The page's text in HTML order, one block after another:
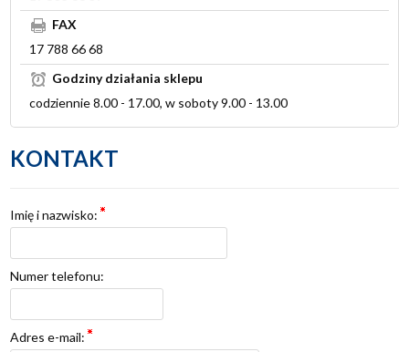
FAX
17 788 66 68
Godziny działania sklepu
codziennie 8.00 - 17.00, w soboty 9.00 - 13.00
KONTAKT
Imię i nazwisko:
Numer telefonu:
Adres e-mail: